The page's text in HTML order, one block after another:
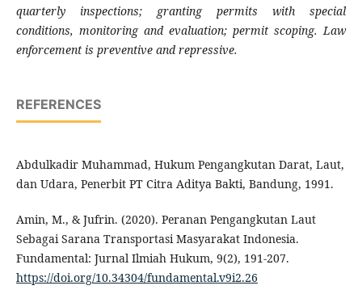
quarterly inspections; granting permits with special
conditions, monitoring and evaluation; permit scoping. Law
enforcement is preventive and repressive.
REFERENCES
Abdulkadir Muhammad, Hukum Pengangkutan Darat, Laut,
dan Udara, Penerbit PT Citra Aditya Bakti, Bandung, 1991.
Amin, M., & Jufrin. (2020). Peranan Pengangkutan Laut
Sebagai Sarana Transportasi Masyarakat Indonesia.
Fundamental: Jurnal Ilmiah Hukum, 9(2), 191-207.
https://doi.org/10.34304/fundamental.v9i2.26